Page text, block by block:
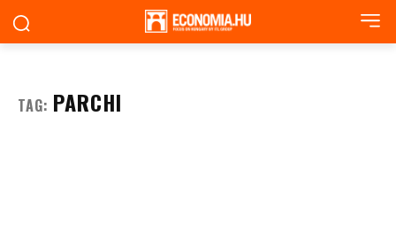
TAG: PARCHI